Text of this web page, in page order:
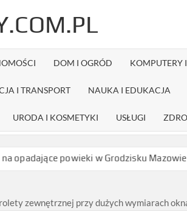
DOM I OGRÓD KOMPUTERY
I TRANSPORT NAUKA I EDUKACJA
URODA I KOSMETYKI USŁUGI
w Grodzisku Mazowieckim dają
zewnętrznej przy dużych wymiarach